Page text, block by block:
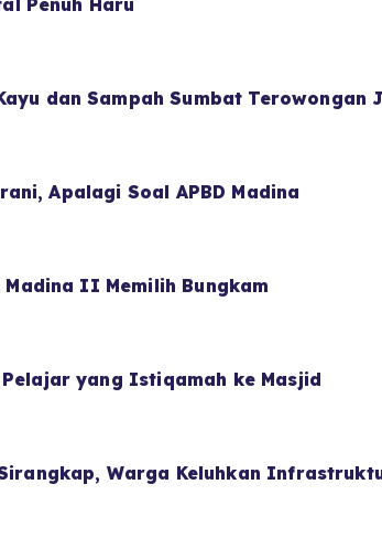
dan Sampah Sumbat Terowongan
Apalagi Soal APBD Madina
II Memilih Bungkam
yang Istiqamah ke Masjid
Warga Keluhkan